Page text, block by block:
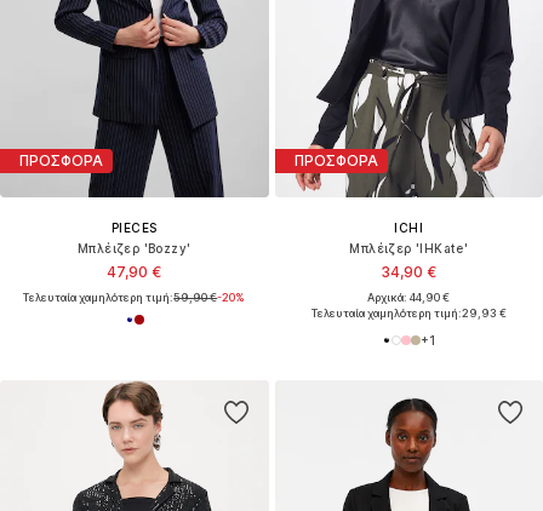
ΠΡΟΣΦΟΡΑ
PIECES
Μπλέιζερ 'Bozzy'
47,90 €
Τελευταία χαμηλότερη τιμή:59,90 €-20%
ΠΡΟΣΦΟΡΑ
ICHI
Μπλέιζερ 'IHKate'
34,90 €
Αρχικά: 44,90 €
Τελευταία χαμηλότερη τιμή:29,93 €
+1